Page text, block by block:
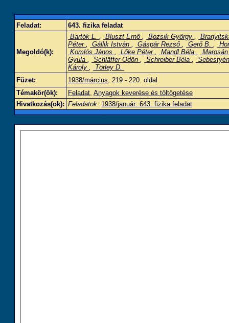
Feladat: 643. fizika feladat
Megoldó(k):
Bartók L. , Bluszt Ernő , Bozsik György ,
Péter , Gállik István , Gáspár Rezső , Gerő B. ,
Komlós János , Lőke Péter , Mandl Béla ,
Gyula , Schläffer Ödön , Schreiber Béla ,
Károly ,
Törley D.
Füzet:
1938/március, 219 - 220. oldal
Témakör(ök):
Feladat, Anyagok keverése és töltögetése
Hivatkozás(ok): Feladatok: 1938/január: 643. fizika feladat